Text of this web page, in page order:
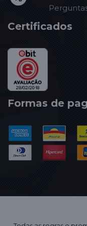
Certificados
Formas de